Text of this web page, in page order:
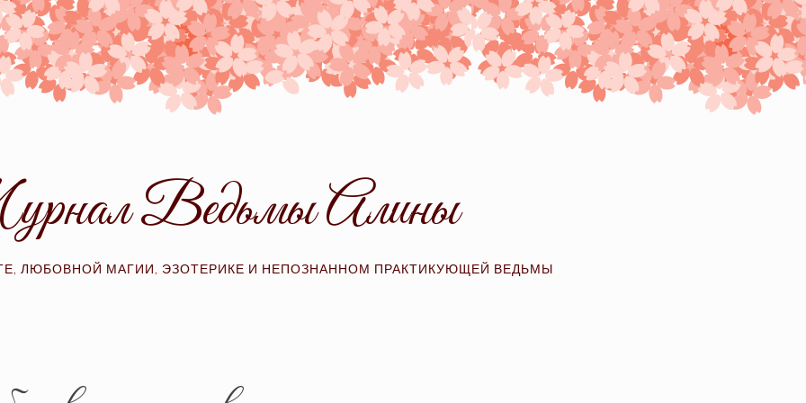
Ведьмы Алины
ЛЮБОВНОЙ МАГИИ, ЭЗОТЕРИКЕ И НЕПОЗНАННОМ ПРАКТИКУЮЩЕЙ ВЕДЬМЫ